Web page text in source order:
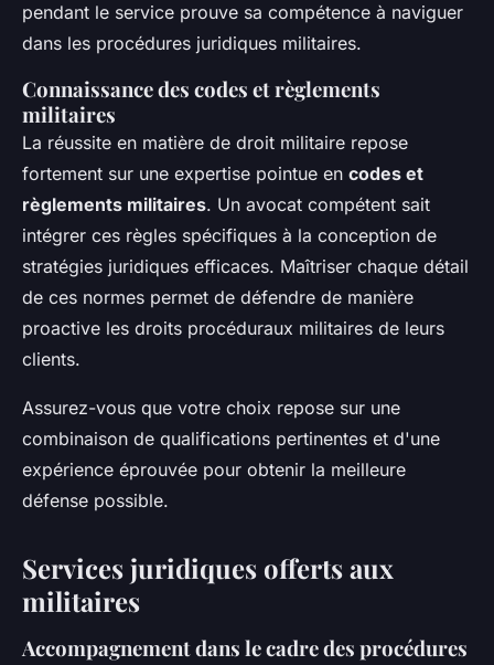
pendant le service prouve sa compétence à naviguer
dans les procédures juridiques militaires.
Connaissance des codes et règlements
militaires
La réussite en matière de droit militaire repose
fortement sur une expertise pointue en codes et
règlements militaires. Un avocat compétent sait
intégrer ces règles spécifiques à la conception de
stratégies juridiques efficaces. Maîtriser chaque détail
de ces normes permet de défendre de manière
proactive les droits procéduraux militaires de leurs
clients.
Assurez-vous que votre choix repose sur une
combinaison de qualifications pertinentes et d'une
expérience éprouvée pour obtenir la meilleure
défense possible.
Services juridiques offerts aux
militaires
Accompagnement dans le cadre des procédures